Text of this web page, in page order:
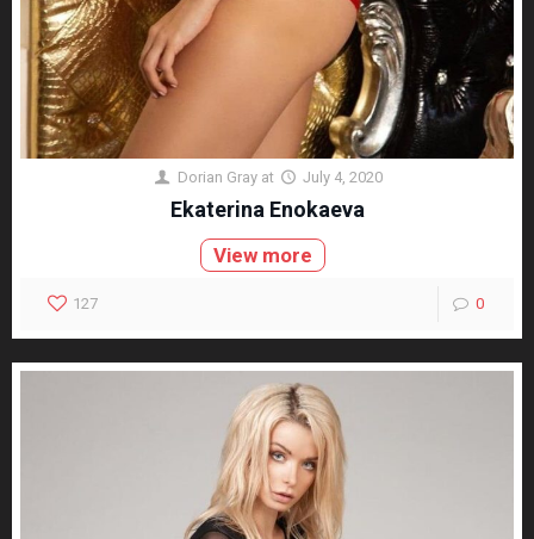
Dorian Gray at July 4, 2020
Ekaterina Enokaeva
View more
127 0